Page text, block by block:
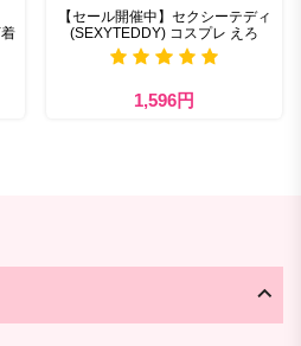
【セール開催中】セクシーテディ
(SEXYTEDDY) コスプレ えろ
1,596円